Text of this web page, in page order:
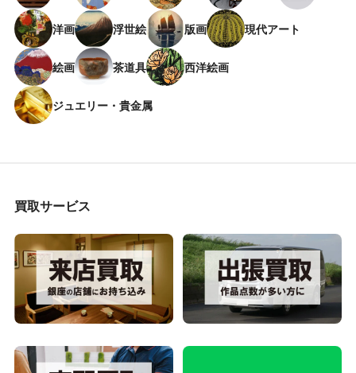
洋画 浮世絵 版画 現代アート
絵画 茶道具 西洋絵画
ジュエリー・貴金属
買取サービス